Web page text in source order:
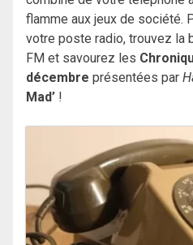
flamme aux jeux de société.
votre poste radio, trouvez la
FM et savourez les
décembre présentées par
Mad’ !